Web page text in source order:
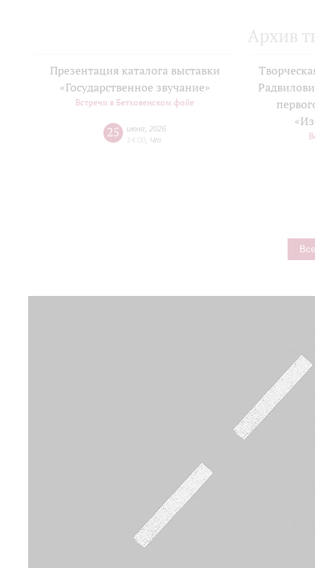
Архив
Презентация каталога выставки
«Государственное звучание»
Встречи в Бетховенском фойе
25 июня 2026
14:00 Чт